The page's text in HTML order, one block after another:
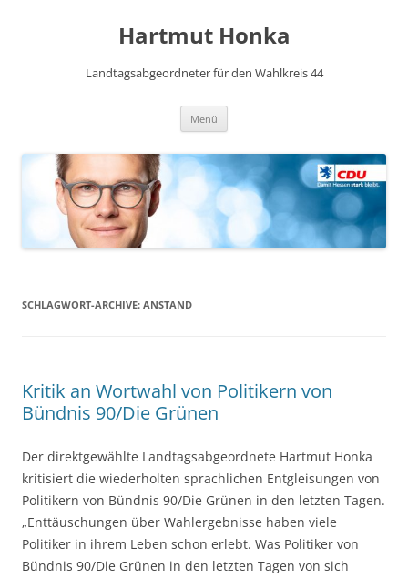
Hartmut Honka
Landtagsabgeordneter für den Wahlkreis 44
Menü
SCHLAGWORT-ARCHIVE: ANSTAND
Kritik an Wortwahl von Politikern von
Bündnis 90/Die Grünen
Der direktgewählte Landtagsabgeordnete Hartmut Honka
kritisiert die wiederholten sprachlichen Entgleisungen von
Politikern von Bündnis 90/Die Grünen in den letzten Tagen.
„Enttäuschungen über Wahlergebnisse haben viele
Politiker in ihrem Leben schon erlebt. Was Politiker von
Bündnis 90/Die Grünen in den letzten Tagen von sich